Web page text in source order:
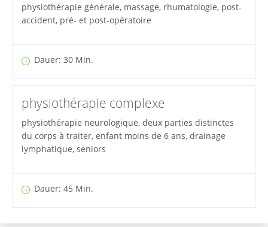
physiothérapie générale, massage, rhumatologie, post-
accident, pré- et post-opératoire
Dauer: 30 Min.
physiothérapie complexe
physiothérapie neurologique, deux parties distinctes
du corps à traiter, enfant moins de 6 ans, drainage
lymphatique, seniors
Dauer: 45 Min.